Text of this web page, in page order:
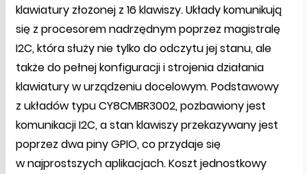
klawiatury złożonej z 16 klawiszy. Układy komunikują
się z procesorem nadrzędnym poprzez magistralę
I2C, która służy nie tylko do odczytu jej stanu, ale
także do pełnej konfiguracji i strojenia działania
klawiatury w urządzeniu docelowym. Podstawowy
z układów typu CY8CMBR3002, pozbawiony jest
komunikacji I2C, a stan klawiszy przekazywany jest
poprzez dwa piny GPIO, co przydaje się
w najprostszych aplikacjach. Koszt jednostkowy